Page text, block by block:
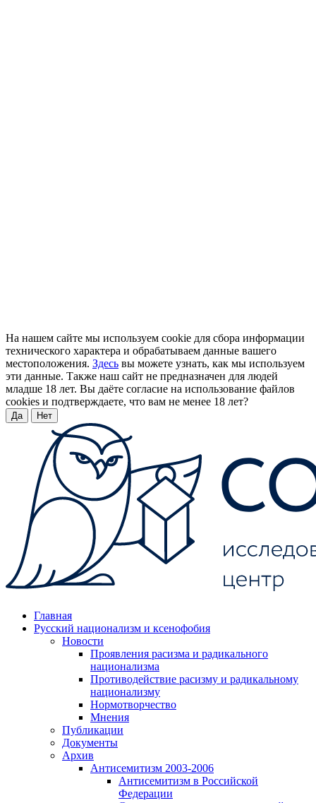
На нашем сайте мы используем cookie для сбора информации
технического характера и обрабатываем данные вашего
местоположения. Здесь вы можете узнать, как мы используем
эти данные. Также наш сайт не предназначен для людей
младше 18 лет. Вы даёте согласие на использование файлов
cookies и подтверждаете, что вам не менее 18 лет?
Да Нет
Главная
Русский национализм и ксенофобия
Новости
Проявления расизма и радикального
национализма
Противодействие расизму и радикальному
национализму
Нормотворчество
Мнения
Публикации
Документы
Архив
Антисемитизм 2003-2006
Антисемитизм в Российской
Федерации